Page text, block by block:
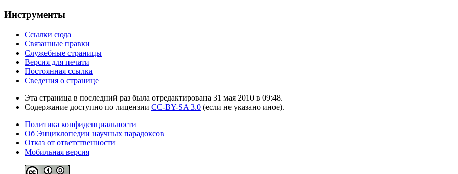
Инструменты
Ссылки сюда
Связанные правки
Служебные страницы
Версия для печати
Постоянная ссылка
Сведения о странице
Эта страница в последний раз была отредактирована 31 мая 2010 в 09:48.
Содержание доступно по лицензии CC-BY-SA 3.0 (если не указано иное).
Политика конфиденциальности
Об Энциклопедии научных парадоксов
Отказ от ответственности
Мобильная версия